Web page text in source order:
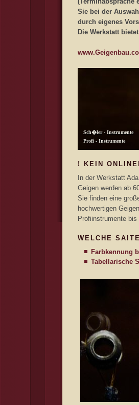
Sie bei der
durch eigenes
Die Werkstatt
! KEIN
In der Werkstatt
Geigen werden ab
Sie finden eine
hochwertigen
Profiinstrumente
WELCHE
Farbkennung
Tabellarische